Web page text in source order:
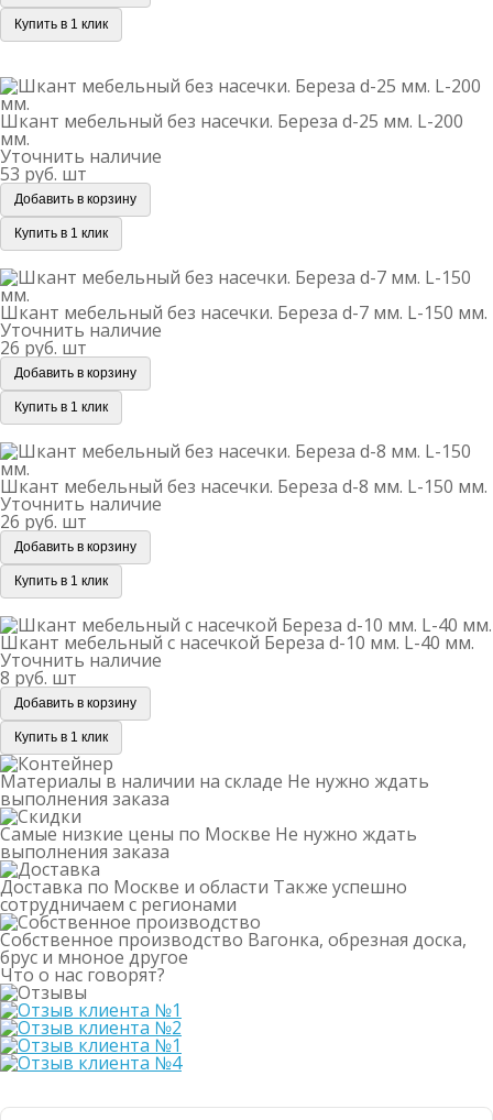
Купить в 1 клик
Шкант мебельный без насечки. Береза d-25 мм. L-200
мм.
Уточнить наличие
53 руб. шт
Добавить в корзину
Купить в 1 клик
Шкант мебельный без насечки. Береза d-7 мм. L-150 мм.
Уточнить наличие
26 руб. шт
Добавить в корзину
Купить в 1 клик
Шкант мебельный без насечки. Береза d-8 мм. L-150 мм.
Уточнить наличие
26 руб. шт
Добавить в корзину
Купить в 1 клик
Шкант мебельный с насечкой Береза d-10 мм. L-40 мм.
Уточнить наличие
8 руб. шт
Добавить в корзину
Купить в 1 клик
Материалы в наличии на складе Не нужно ждать
выполнения заказа
Самые низкие цены по Москве Не нужно ждать
выполнения заказа
Доставка по Москве и области Также успешно
сотрудничаем с регионами
Собственное производство Вагонка, обрезная доска,
брус и мноное другое
Что о нас говорят?